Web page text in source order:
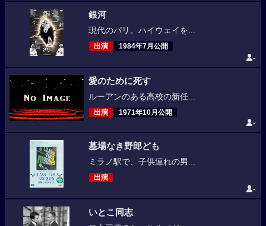
銀河
現代のパリ。ハイウェイを...
出演 1984年7月公開
-
愛のために死す
ルーアンのある高校の新任...
出演 1971年10月公開
-
墓場なき野郎ども
ミラノ駅で、子供連れの男...
出演
-
いとこ同志